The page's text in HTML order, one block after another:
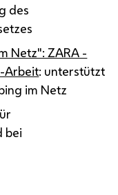
des
Netz": ZARA -
Arbeit: unterstützt
im Netz
bei